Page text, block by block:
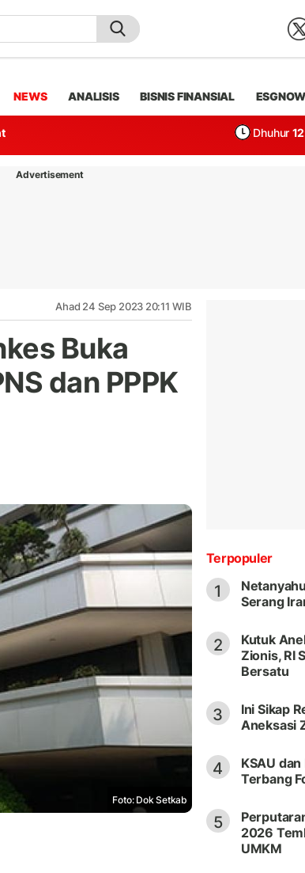
NEWS ANALISIS BISNIS FINANSIAL ESGNOW
Dhuhur
Advertisement
Ahad 24 Sep 2023 20:11 WIB
Buka
dan PPPK
Foto: Dok Setkab
Terpopuler
1
Serang
2
Kutuk
Zionis, RI
Bersatu
3
Ini Sikap
Aneksasi
4
KSAU
Terbang
5
2026
UMKM